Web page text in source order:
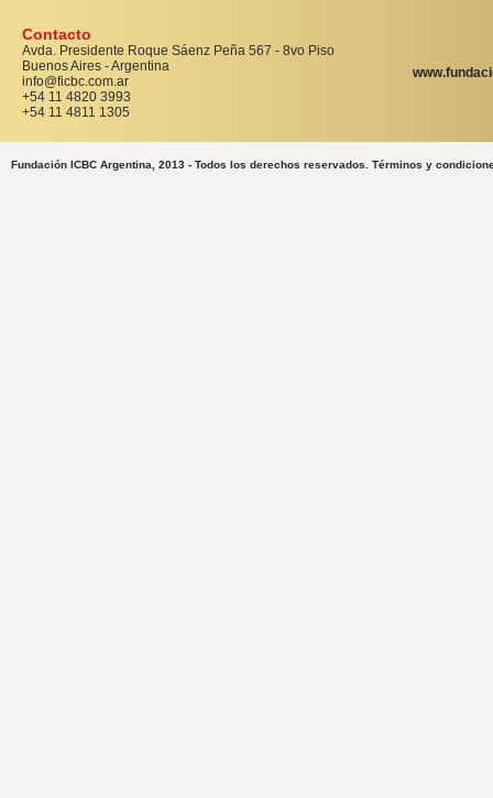
Contacto
Avda. Presidente Roque Sáenz Peña 567 - 8vo Piso
Buenos Aires - Argentina
info@ficbc.com.ar
+54 11 4820 3993
+54 11 4811 1305
Fundación ICBC Argentina, 2013 - Todos los derechos reservados. Términos y